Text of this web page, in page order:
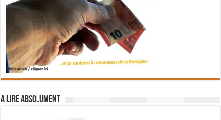
A lire absolument